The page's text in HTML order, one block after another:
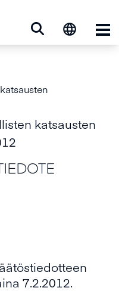
katsausten
7.2.2012.